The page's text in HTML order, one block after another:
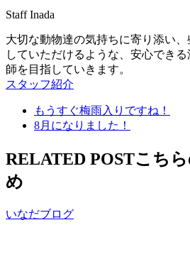
Staff Inada
大切な動物達の気持ちに寄り添い
していただけるような、安心でき
師を目指していきます。
スタッフ紹介
もうすぐ梅雨入りですね！
8月になりました！
RELATED POSTこち
め
いなだブログ